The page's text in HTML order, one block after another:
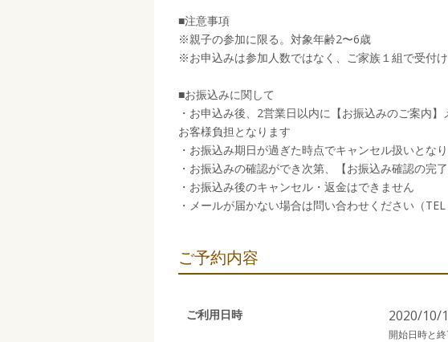
■注意事項
※親子の参加に限る。対象年齢2〜6歳
※お申込みは参加人数ではなく、ご家族１組で受付
■お振込みに関して
・お申込み後、2営業日以内に【お振込みのご案内
お客様負担となります
・お振込み期日が過ぎた時点でキャンセル扱いとな
・お振込みの確認ができ次第、【お振込み確認の完
・お振込み後のキャンセル・返金はできません
・メールが届かない場合は問い合わせください（
ご予約内容
ご利用日時 2020/10/
開始日時と